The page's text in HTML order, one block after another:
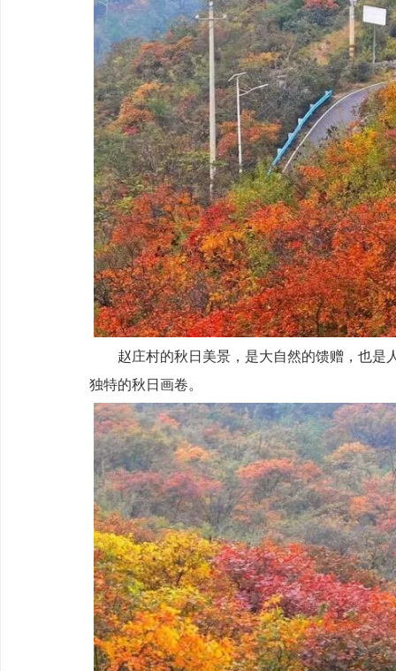
赵庄村的秋日美景，是大自然的馈赠，也
独特的秋日画卷。